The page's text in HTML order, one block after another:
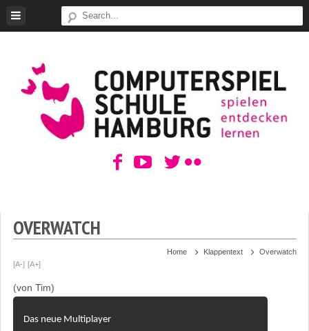
Skip
ComputerSpielSchule
OVERWATCH
Home Klappentext
Overwatch
[A-] [A+]
(von Tim)
Das neue Multiplayer